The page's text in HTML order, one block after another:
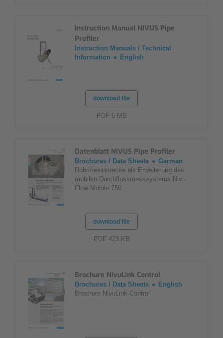
Instruction Manual NIVUS Pipe
Profiler
Instruction Manuals / Technical
Information
English
download file
PDF 5 MB
Datenblatt NIVUS Pipe Profiler
Brochures / Data Sheets
German
Rohrmessstrecke als Erweiterung des
mobilen Durchfluss­mess­systems Nivu
Flow Mobile 750.
download file
PDF 423 KB
Brochure NivuLink Control
Brochures / Data Sheets
English
Brochure NivuLink Control